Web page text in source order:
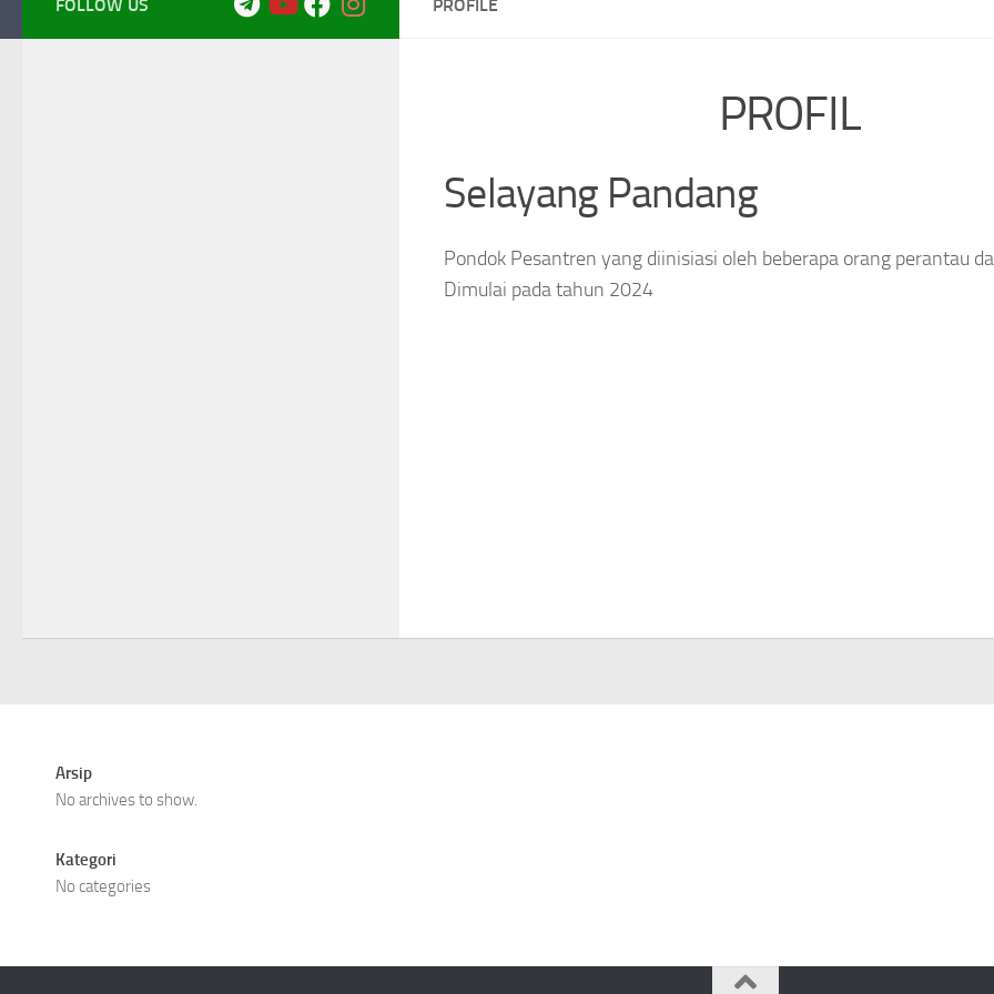
PROFILE
PROFIL
Selayang Pandang
Pondok Pesantren yang diinisiasi oleh beberapa orang perantau
Dimulai pada tahun 2024
FOLLOW US
Arsip
No archives to show.
Kategori
No categories